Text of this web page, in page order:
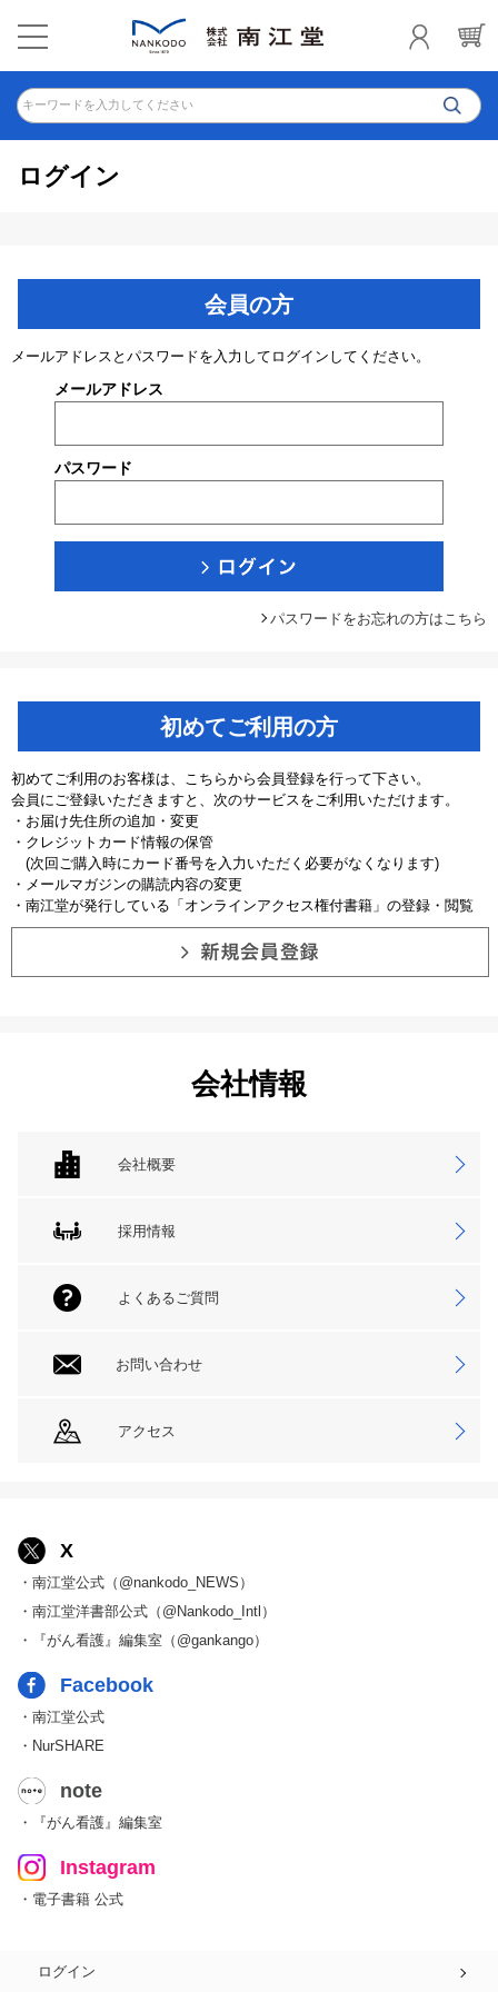
キーワードを入力してください
ログイン
会員の方
メールアドレスとパスワードを入力してログインしてください。
メールアドレス
パスワード
パスワードをお忘れの方はこちら
初めてご利用の方
初めてご利用のお客様は、こちらから会員登録を行って下さい。
会員にご登録いただきますと、次のサービスをご利用いただけます。
・お届け先住所の追加・変更
・クレジットカード情報の保管
(次回ご購入時にカード番号を入力いただく必要がなくなります)
・メールマガジンの購読内容の変更
・南江堂が発行している「オンラインアクセス権付書籍」の登録・閲覧
会社情報
会社概要
採用情報
よくあるご質問
お問い合わせ
アクセス
X
・南江堂公式（@nankodo_NEWS）
・南江堂洋書部公式（@Nankodo_Intl）
・『がん看護』編集室（@gankango）
Facebook
・南江堂公式
・NurSHARE
note
・『がん看護』編集室
Instagram
・電子書籍 公式
ログイン